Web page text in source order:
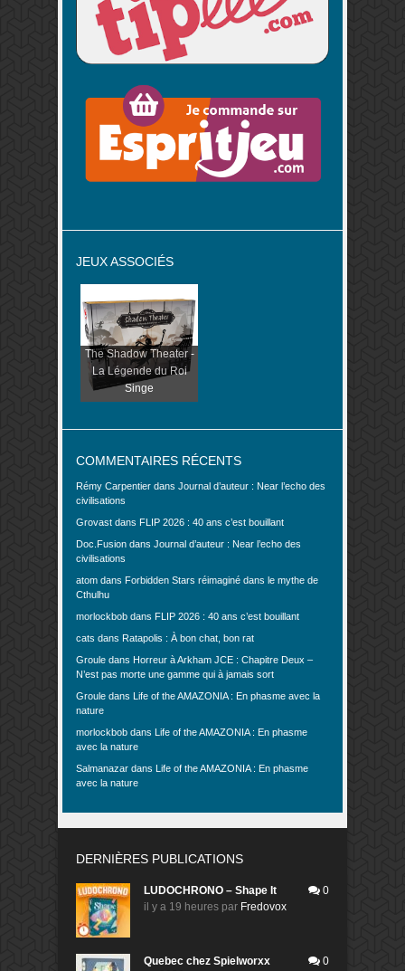
JEUX ASSOCIÉS
The Shadow Theater -
La Légende du Roi
Singe
COMMENTAIRES RÉCENTS
Rémy Carpentier dans Journal d’auteur : Near l’echo des
civilisations
Grovast dans FLIP 2026 : 40 ans c’est bouillant
Doc.Fusion dans Journal d’auteur : Near l’echo des
civilisations
atom dans Forbidden Stars réimaginé dans le mythe de
Cthulhu
morlockbob dans FLIP 2026 : 40 ans c’est bouillant
cats dans Ratapolis : À bon chat, bon rat
Groule dans Horreur à Arkham JCE : Chapitre Deux –
N’est pas morte une gamme qui à jamais sort
Groule dans Life of the AMAZONIA : En phasme avec la
nature
morlockbob dans Life of the AMAZONIA : En phasme
avec la nature
Salmanazar dans Life of the AMAZONIA : En phasme
avec la nature
DERNIÈRES PUBLICATIONS
LUDOCHRONO – Shape It
il y a 19 heures par Fredovox
0
Quebec chez Spielworxx
0